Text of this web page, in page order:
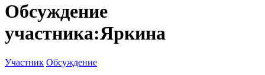
Обсуждение
участника:Яркина
Участник Обсуждение